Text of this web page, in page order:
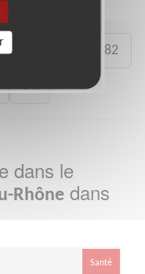
82
94
dans le
Rhône dans
Santé